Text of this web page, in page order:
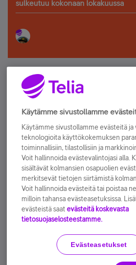
sulkeutuu kokonaan lokakuussa
Älä jää paitsi – osallistu ja
Tilaa Telian uutiskirje ja olet
sähköpostiisi.
Tilaa nyt
Käyttöehdot Accessibility
Käytämme sivustollamme
Käytämme sivustollamme evästeitä ja
teknologioita käyttökokemuksen
toiminnallisiin, tilastollisiin ja
Voit hallinnoida evästevalintojasi alla.
sisältävät kolmansien osapuolien
merkitsevät tietojen siirtämistä
Voit hallinnoida evästeitä tai poistaa
milloin tahansa evästeasetuksissa.
evästeistä saat evästeitä koskevasta
tietosuojaselosteestamme.
Evästeasetukset